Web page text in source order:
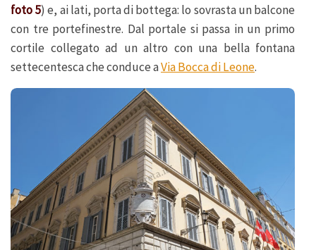
foto 5) e, ai lati, porta di bottega: lo sovrasta un balcone
con tre portefinestre. Dal portale si passa in un primo
cortile collegato ad un altro con una bella fontana
settecentesca che conduce aVia Bocca di Leone.